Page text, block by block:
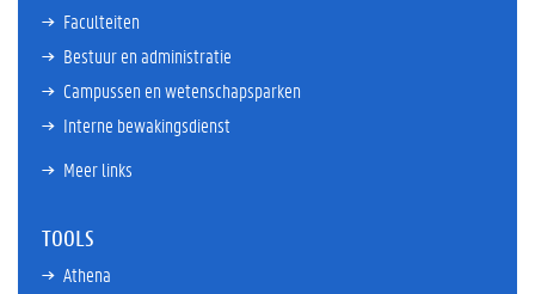
Faculteiten
Bestuur en administratie
Campussen en wetenschapsparken
Interne bewakingsdienst
Meer links
TOOLS
Athena